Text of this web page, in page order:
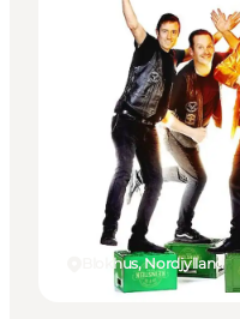
Blokhus, Nordjylland